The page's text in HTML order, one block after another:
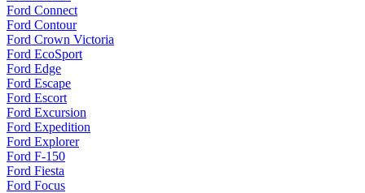
Ford Connect
Ford Contour
Ford Crown Victoria
Ford EcoSport
Ford Edge
Ford Escape
Ford Escort
Ford Excursion
Ford Expedition
Ford Explorer
Ford F-150
Ford Fiesta
Ford Focus